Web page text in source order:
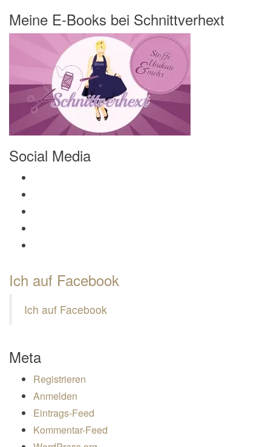
Meine E-Books bei Schnittverhext
Social Media
Ich auf Facebook
Ich auf Facebook
Meta
Registrieren
Anmelden
Eintrags-Feed
Kommentar-Feed